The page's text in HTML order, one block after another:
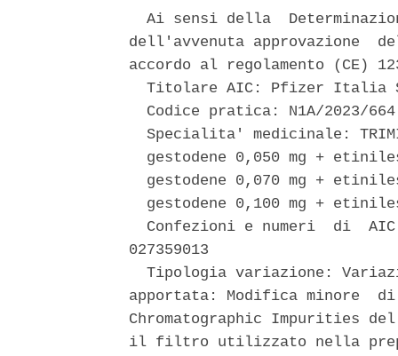
Ai sensi della
dell'avvenuta approvazione
accordo al regolamento (CE)
Titolare AIC: Pfizer
Codice pratica: N1A/2023/
Specialita' medicinale:
gestodene 0,050 mg +
gestodene 0,070 mg +
gestodene 0,100 mg +
Confezioni e numeri  di
027359013
Tipologia variazione:
apportata: Modifica minore
Chromatographic Impurities
il filtro utilizzato nella